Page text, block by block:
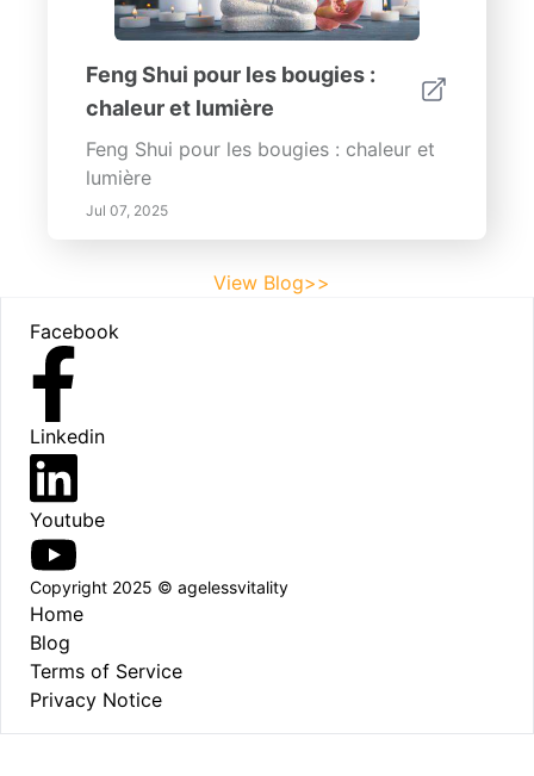
Feng Shui pour les bougies :
chaleur et lumière
Feng Shui pour les bougies : chaleur et
lumière
Jul 07, 2025
View Blog>>
Facebook
Linkedin
Youtube
Copyright 2025 © agelessvitality
Home
Blog
Terms of Service
Privacy Notice